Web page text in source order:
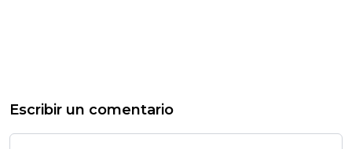
Escribir un comentario